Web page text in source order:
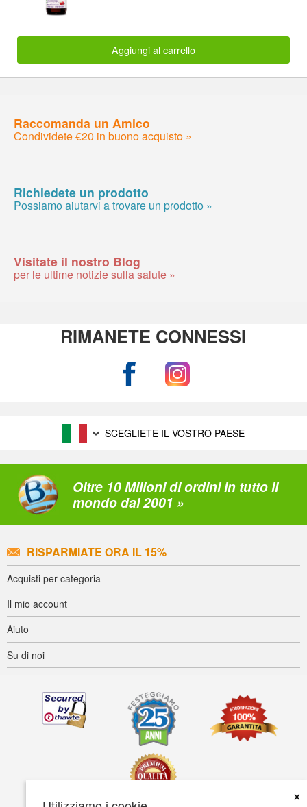
×
Aggiungi al carrello
Raccomanda un Amico
Condividete €20 in buono acquisto »
Richiedete un prodotto
Possiamo aiutarvi a trovare un prodotto »
Visitate il nostro Blog
per le ultime notizie sulla salute »
RIMANETE CONNESSI
SCEGLIETE IL VOSTRO PAESE
Oltre 10 Milioni di ordini in tutto il
mondo dal 2001 »
RISPARMIATE ORA IL 15%
Acquisti per categoria
Il mio account
Aiuto
Su di noi